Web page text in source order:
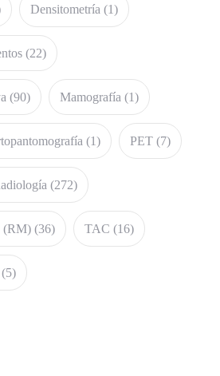
Densitometría (1)
(22)
(90) Mamografía (1)
(1) PET (7)
(272)
(RM) (36) TAC (16)
(5)